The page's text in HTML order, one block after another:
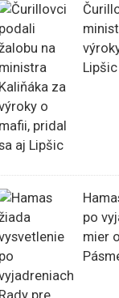
Lipšic
po
mier